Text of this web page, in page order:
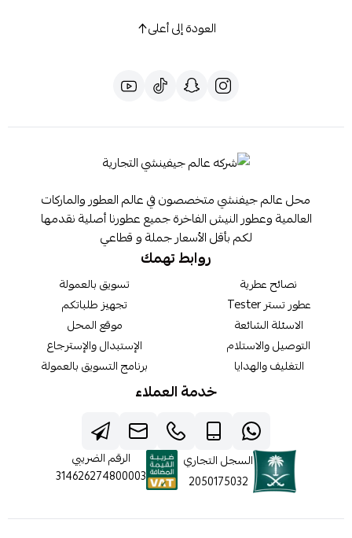
العودة إلى أعلى
محل عالم جيفنشي متخصصون في عالم العطور والماركات
العالمية وعطور النيش الفاخرة جميع عطورنا أصلية نقدمها
لكم بأقل الأسعار جملة و قطاعي
روابط تهمك
نصائح عطرية
عطور تستر Tester
الاسئلة الشائعة
التوصيل والاستلام
التغليف والهدايا
تسويق بالعمولة
تجهيز طلباتكم
موقع المحل
الإستبدال والإسترجاع
برنامج التسويق بالعمولة
خدمة العملاء
السجل التجاري
2050175032
الرقم الضريبي
314626274800003